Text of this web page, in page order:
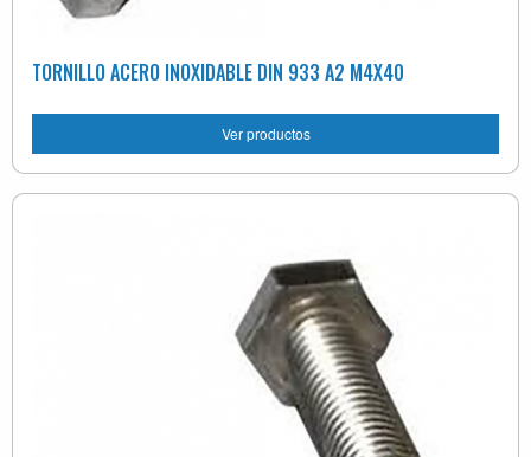
TORNILLO ACERO INOXIDABLE DIN 933 A2 M4X40
Ver productos